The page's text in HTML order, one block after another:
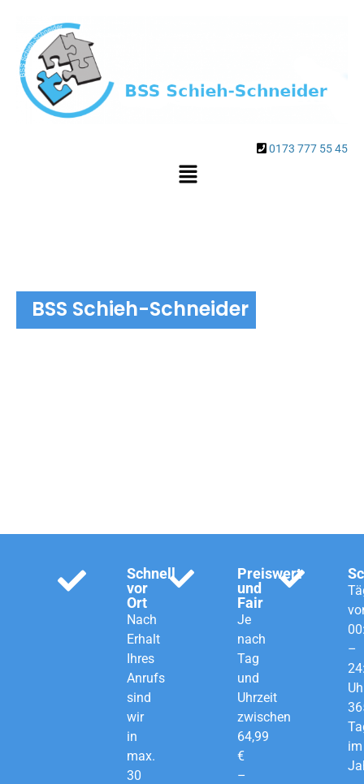
0173 777 55 45
BSS Schieh-Schneider
Schnell
vor
Ort
Nach
Erhalt
Ihres
Anrufs
sind
wir
in
max.
30
Preiswert
und
Fair
Je
nach
Tag
und
Uhrzeit
zwischen
64,99
€
–
–
im